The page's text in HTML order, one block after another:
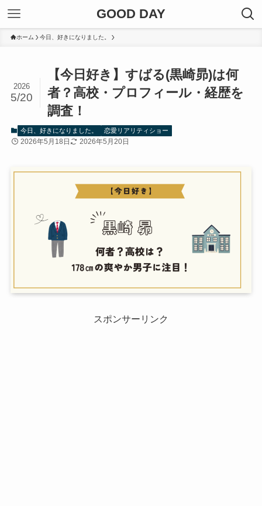
GOOD DAY
ホーム 今日、好きになりました。
【今日好き】すばる(黒崎昴)は何
者？高校・プロフィール・経歴を
調査！
2026
5/20
今日、好きになりました。 恋愛リアリティショー
2026年5月18日 2026年5月20日
スポンサーリンク